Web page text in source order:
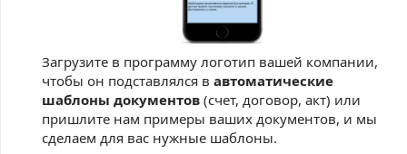
Загрузите в программу логотип вашей компании,
чтобы он подставлялся в автоматические
шаблоны документов (счет, договор, акт) или
пришлите нам примеры ваших документов, и мы
сделаем для вас нужные шаблоны.